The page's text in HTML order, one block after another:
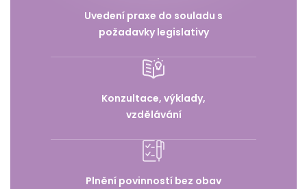
Uvedení praxe do souladu s
požadavky legislativy
Konzultace, výklady,
vzdělávání
Plnění povinností bez obav